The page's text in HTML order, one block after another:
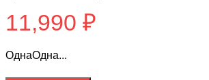
11,990 ₽
ОднаОдна...